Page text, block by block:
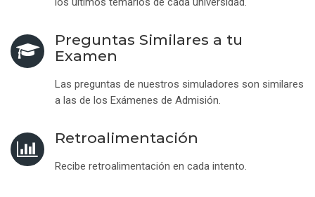
Preguntas Similares a tu
Examen
Las preguntas de nuestros simuladores son similares
a las de los Exámenes de Admisión.
Retroalimentación
Recibe retroalimentación en cada intento.